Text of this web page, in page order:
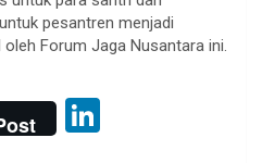
pesantren menjadi
Forum Jaga Nusantara ini.